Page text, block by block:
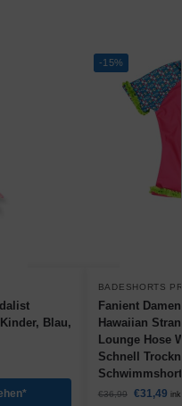
Blau,
-15%
BADESHORTS
Fanient
Hawaiian
Lounge Hose
Schnell
€36,99 €31,49